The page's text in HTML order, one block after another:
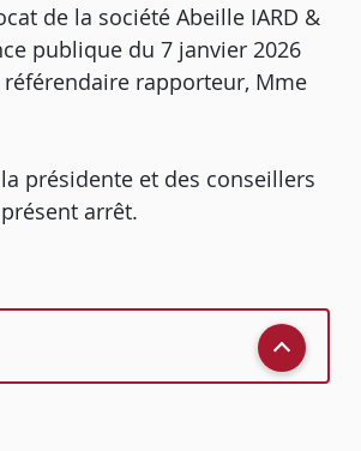
de la société Abeille IARD &
publique du 7 janvier 2026
rapporteur, Mme
présidente et des conseillers
arrêt.